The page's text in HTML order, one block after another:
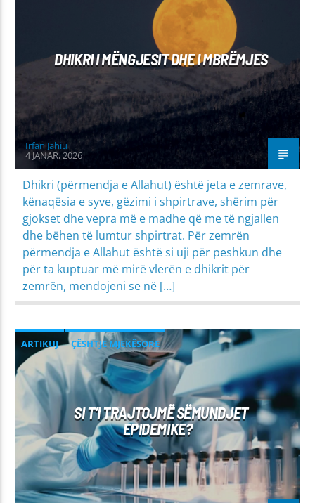
MIRËSJELLJA - EDUKATA FETARE
PROBLEME SHPIRTËRORE & SHOQËRORE
DHIKRI I MËNGJESIT DHE I MBRËMJES
Irfan Jahiu
4 JANAR, 2026
Dhikri (përmendja e Allahut) është jeta e zemrave,
kënaqësia e syve, gëzimi i shpirtrave, shërim për
gjokset dhe vepra më e madhe që me të ngjallen
dhe bëhen të lumtur shpirtrat. Për zemrën
përmendja e Allahut është si uji për peshkun dhe
për ta kuptuar më mirë vlerën e dhikrit për
zemrën, mendojeni se në […]
ARTIKUJ
ÇËSHTJE MJEKËSORE
DIJA & DAVETI
MIRËSJELLJA - EDUKATA FETARE
PROBLEME SHPIRTËRORE & SHOQËRORE
SI T’I TRAJTOJMË SËMUNDJET
EPIDEMIKE?